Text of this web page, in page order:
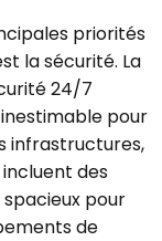
priorités
la sécurité. La
24/7
pour
infrastructures,
des
pour
de